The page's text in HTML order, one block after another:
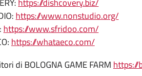
https://www.nonstudio.org/
https://www.sfridoo.com/
https://whataeco.com/
di BOLOGNA GAME FARM https://